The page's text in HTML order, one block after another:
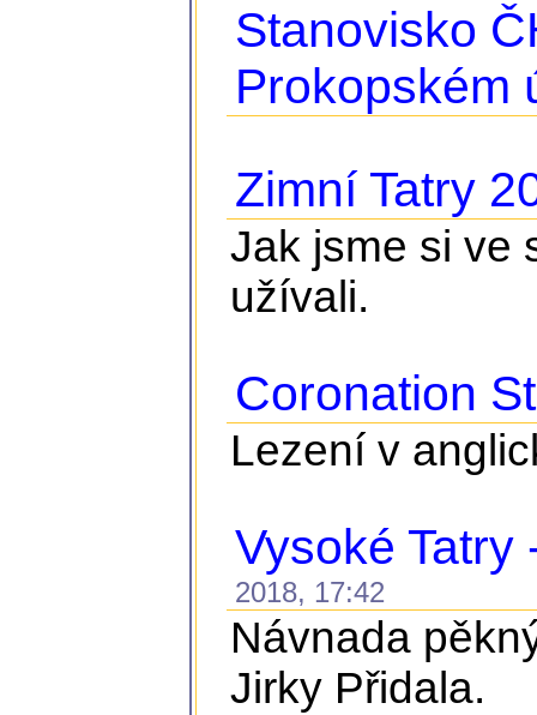
Stanovisko
Prokopském
Zimní Tatry
Jak jsme si ve
užívali.
Coronation
Lezení v
Vysoké Tatry
2018, 17:42
Návnada
Jirky Přidala.